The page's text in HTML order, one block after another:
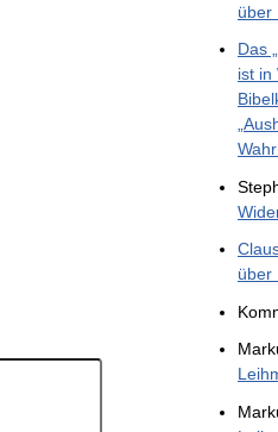
über
Das
ist in
über